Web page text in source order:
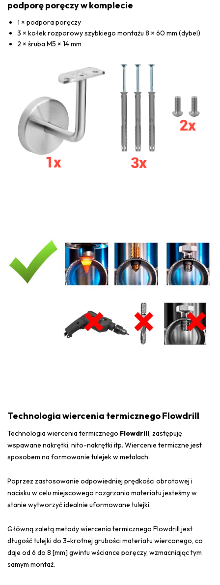
podporę poręczy w komplecie
1 × podpora poręczy
3 × kołek rozporowy szybkiego montażu 8 × 60 mm (dybel)
2 × śruba M5 × 14 mm
Technologia wiercenia termicznego Flowdrill
Technologia wiercenia termicznego Flowdrill, zastępuję
wspawane nakrętki, nito-nakrętki itp. Wiercenie termiczne jest
sposobem na formowanie tulejek w metalach.
Poprzez zastosowanie odpowiedniej prędkości obrotowej i
nacisku w celu miejscowego rozgrzania materiału jesteśmy w
stanie wytworzyć idealnie uformowane tulejki.
Główną zaletą metody wiercenia termicznego Flowdrill jest
długość tulejki do 3-krotnej grubości materiału wierconego, co
daje od 6 do 8 [mm] gwintu wściance poręczy, wzmacniając tym
samym montaż.